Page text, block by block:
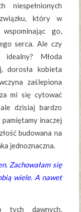
który w
go,
serca. Ale czy
Młoda
dorosła kobieta
zaślepiona
mi się cytować
dzisiaj bardzo
inaczej
budowana na
jednoznaczna.
Zachowałam się
wiele. A nawet
tych dawnych,